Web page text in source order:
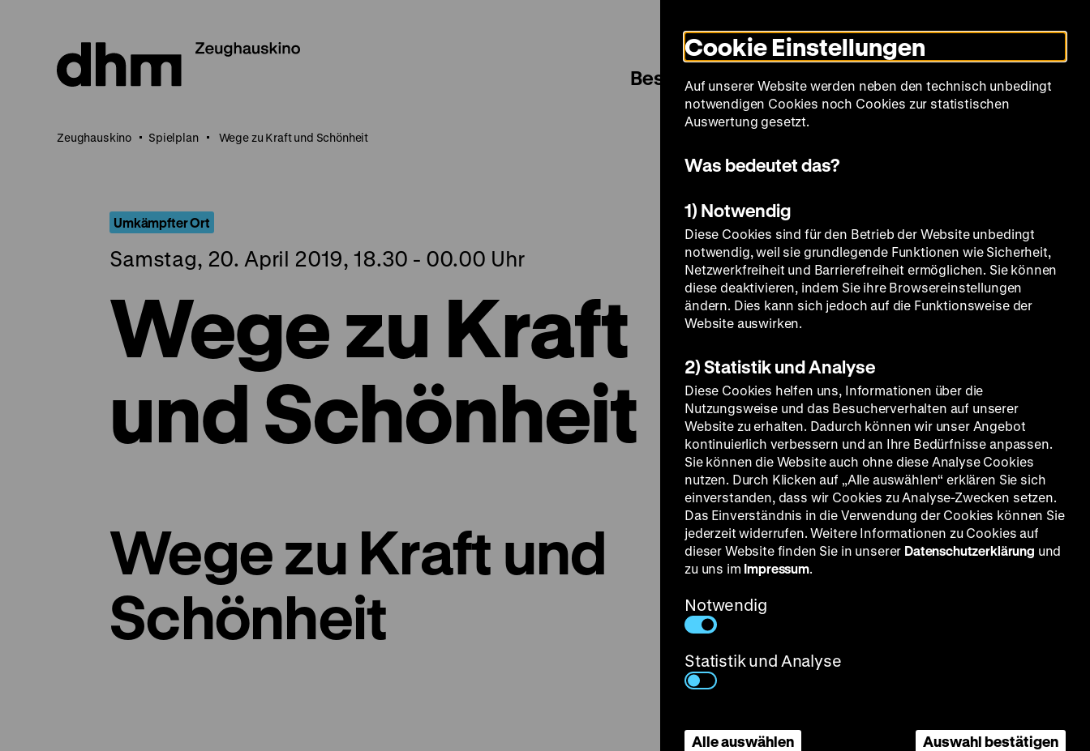
Seiteninhalt
springen
Modus
umschalten
Sprache
Besuch Spielplan Filmreihen Über uns
Zeughauskino Spielplan Wege zu Kraft und Schönheit
Umkämpfter Ort
Samstag, 20. April 2019, 18.30 - 00.00 Uhr
Wege zu Kraft
und Schönheit
Wege zu Kraft und
Schönheit
Cookie Einstellungen
Auf unserer Website werden neben den technisch unbedingt
notwendigen Cookies noch Cookies zur statistischen
Auswertung gesetzt.
Was bedeutet das?
1) Notwendig
Diese Cookies sind für den Betrieb der Website unbedingt
notwendig, weil sie grundlegende Funktionen wie Sicherheit,
Netzwerkfreiheit und Barrierefreiheit ermöglichen. Sie können
diese deaktivieren, indem Sie ihre Browsereinstellungen
ändern. Dies kann sich jedoch auf die Funktionsweise der
Website auswirken.
2) Statistik und Analyse
Diese Cookies helfen uns, Informationen über die
Nutzungsweise und das Besucherverhalten auf unserer
Website zu erhalten. Dadurch können wir unser Angebot
kontinuierlich verbessern und an Ihre Bedürfnisse anpassen.
Sie können die Website auch ohne diese Analyse Cookies
nutzen. Durch Klicken auf „Alle auswählen“ erklären Sie sich
einverstanden, dass wir Cookies zu Analyse-Zwecken setzen.
Das Einverständnis in die Verwendung der Cookies können Sie
jederzeit widerrufen. Weitere Informationen zu Cookies auf
dieser Website finden Sie in unserer Datenschutzerklärung und
zu uns im Impressum.
Notwendig
Statistik und Analyse
Alle auswählen Auswahl bestätigen